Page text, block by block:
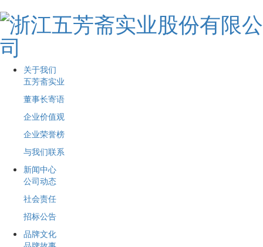
关于我们
五芳斋实业
董事长寄语
企业价值观
企业荣誉榜
与我们联系
新闻中心
公司动态
社会责任
招标公告
品牌文化